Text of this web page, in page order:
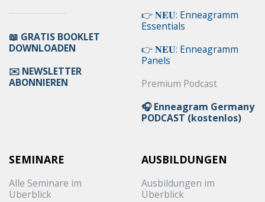
📖 GRATIS BOOKLET
DOWNLOADEN
✉️ NEWSLETTER
ABONNIEREN
👉 𝐍𝐄𝐔: Enneagramm
Essentials
👉 𝐍𝐄𝐔: Enneagramm
Panels
Premium Podcast
🎧 Enneagram Germany
PODCAST (kostenlos)
SEMINARE
Alle Seminare im
Überblick
AUSBILDUNGEN
Ausbildungen im
Überblick